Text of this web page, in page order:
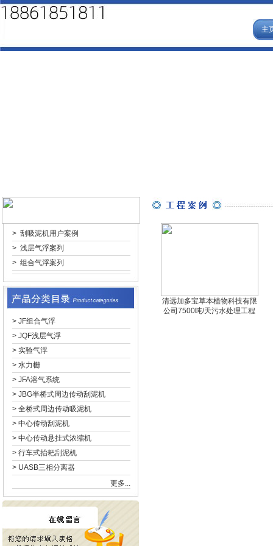
主
> 刮吸泥机用户案例
> 浅层气浮案列
> 组合气浮案列
> JF组合气浮
> JQF浅层气浮
> 实验气浮
> 水力栅
> JFA溶气系统
> JBG半桥式周边传动刮泥机
> 全桥式周边传动吸泥机
> 中心传动刮泥机
> 中心传动悬挂式浓缩机
> 行车式抬耙刮泥机
> UASB三相分离器
更多...
清远加多宝草本植物科技有限
公司7500吨/天污水处理工程